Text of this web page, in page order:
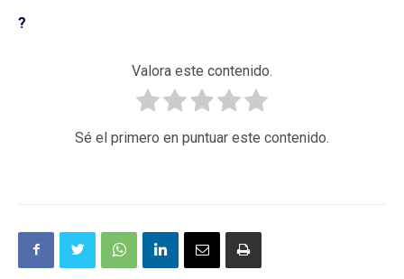
?
Valora este contenido.
Sé el primero en puntuar este contenido.